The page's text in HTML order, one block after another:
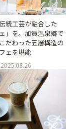
統工芸が融合した
」を。加賀温泉郷で
だわった五層構造の
ェを堪能
2025.08.26